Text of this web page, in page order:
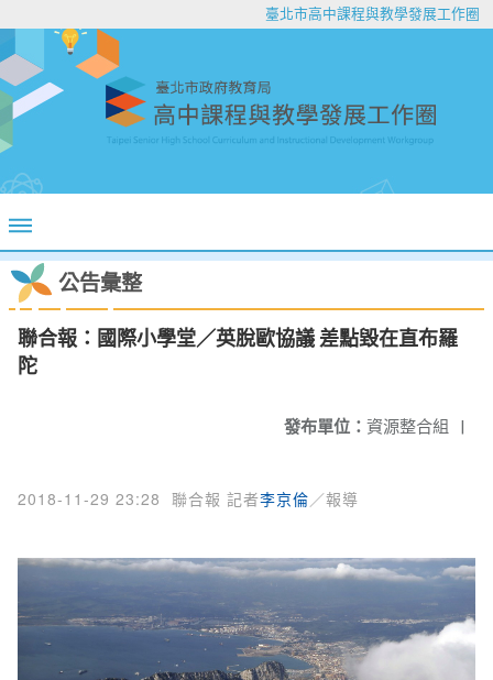
臺北市高中課程與教學發展工作圈
公告彙整
聯合報：國際小學堂／英脫歐協議 差點毀在直布羅
陀
發布單位： 資源整合組 |
2018-11-29 23:28 聯合報 記者李京倫／報導